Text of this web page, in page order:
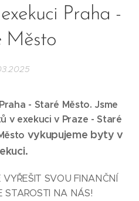
Praha -
Město
- Staré Město. Jsme
v exekuci v Praze - Staré
vykupujeme byty v
VYŘEŠIT SVOU FINANČNÍ
STAROSTI NA NÁS!